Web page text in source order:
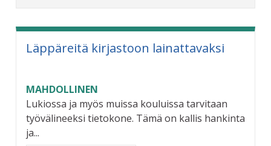
Läppäreitä kirjastoon lainattavaksi
MAHDOLLINEN
Lukiossa ja myös muissa kouluissa tarvitaan
työvälineeksi tietokone. Tämä on kallis hankinta
ja...